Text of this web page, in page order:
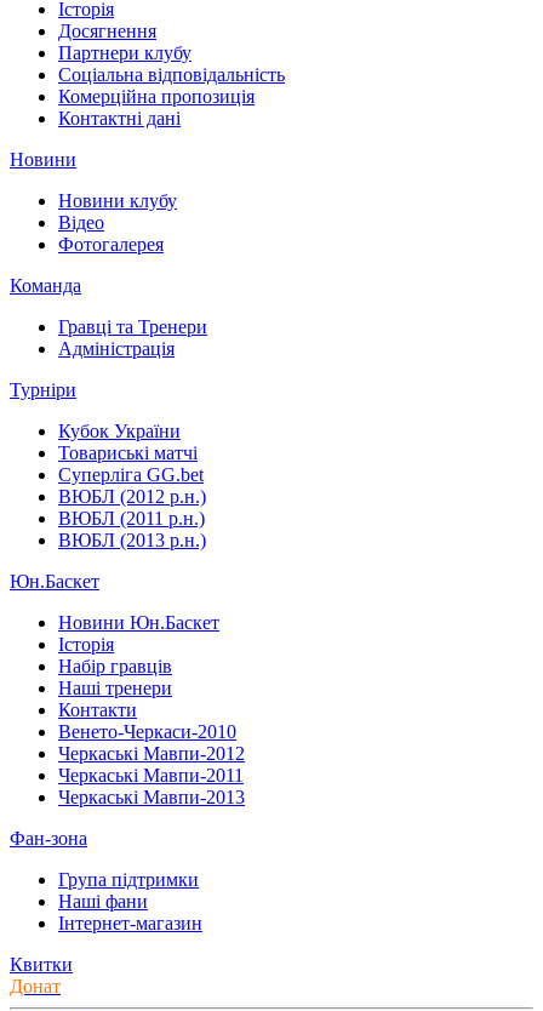
Історія
Досягнення
Партнери клубу
Соціальна відповідальність
Комерційна пропозиція
Контактні дані
Новини
Новини клубу
Відео
Фотогалерея
Команда
Гравці та Тренери
Адміністрація
Турніри
Кубок України
Товариські матчі
Суперліга GG.bet
ВЮБЛ (2012 р.н.)
ВЮБЛ (2011 р.н.)
ВЮБЛ (2013 р.н.)
Юн.Баскет
Новини Юн.Баскет
Історія
Набір гравців
Наші тренери
Контакти
Венето-Черкаси-2010
Черкаські Мавпи-2012
Черкаські Мавпи-2011
Черкаські Мавпи-2013
Фан-зона
Група підтримки
Наші фани
Інтернет-магазин
Квитки
Донат